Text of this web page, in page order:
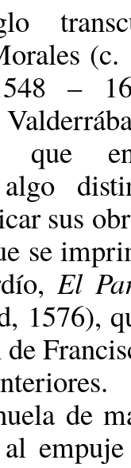
–
que
algo
sus
se
El
1576),
de